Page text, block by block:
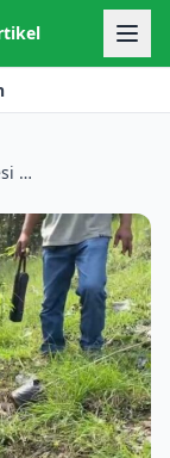
Penanaman 300 Pohon Trembesi di Sekitar Candi Dadi: Langkah Awal Gerakan TUNGGALROGO MANDIRI untuk Pulihkan Sumber Air